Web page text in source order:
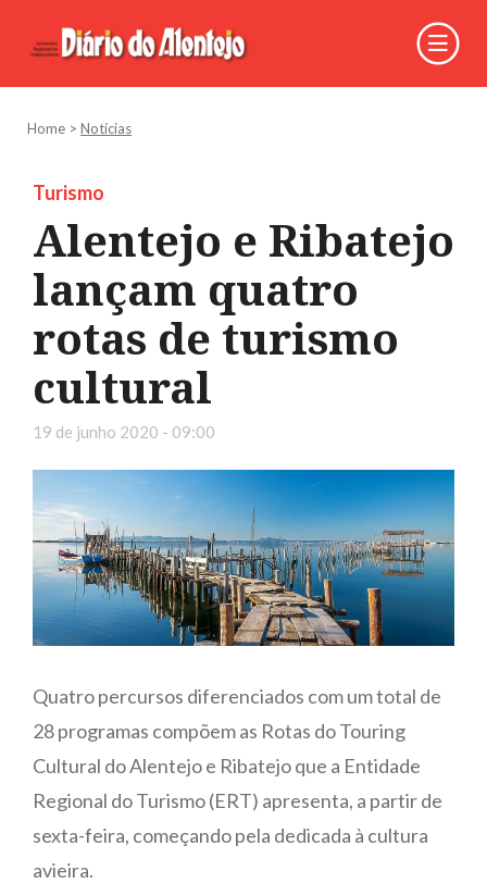
Home > Notícias
Turismo
Alentejo e Ribatejo
lançam quatro
rotas de turismo
cultural
19 de junho 2020 - 09:00
Quatro percursos diferenciados com um total de
28 programas compõem as Rotas do Touring
Cultural do Alentejo e Ribatejo que a Entidade
Regional do Turismo (ERT) apresenta, a partir de
sexta-feira, começando pela dedicada à cultura
avieira.